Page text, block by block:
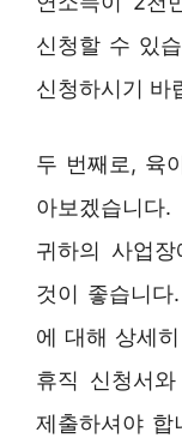
신청할 수 있
신청하시기 바
두 번째로, 육
아보겠습니다
귀하의 사업
것이 좋습니
에 대해 상세
휴직 신청서
제출하셔야